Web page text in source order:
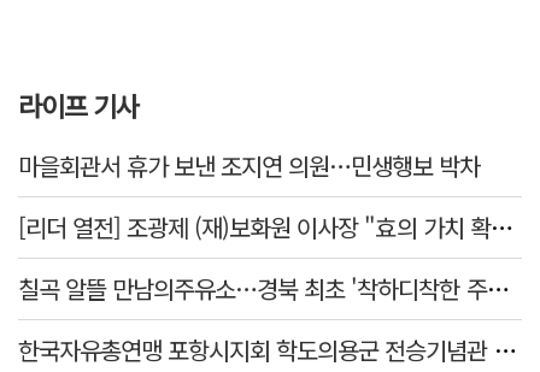
라이프 기사
마을회관서 휴가 보낸 조지연 의원…민생행보 박차
[리더 열전] 조광제 (재)보화원 이사장 "효의 가치 확산 위해 젊은층 참여 이끌어낼 것"
칠곡 알뜰 만남의주유소…경북 최초 '착하디착한 주유소' 선정
한국자유총연맹 포항시지회 학도의용군 전승기념관 방문